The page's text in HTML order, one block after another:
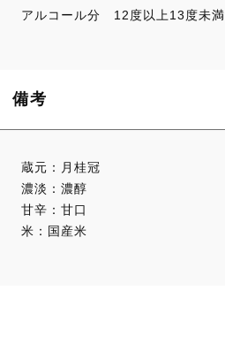
アルコール分 12度以上13度未満
備考
蔵元：月桂冠
濃淡：濃醇
甘辛：甘口
米：国産米